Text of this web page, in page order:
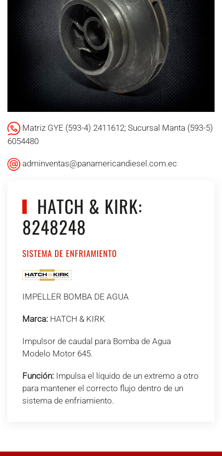
Matriz GYE (593-4) 2411612; Sucursal Manta (593-5)
6054480
adminventas@panamericandiesel.com.ec
HATCH & KIRK:
8248248
SISTEMA DE ENFRIAMIENTO
IMPELLER BOMBA DE AGUA
Marca: HATCH & KIRK
Impulsor de caudal para Bomba de Agua
Modelo Motor 645.
Función: Impulsa el líquido de un extremo a otro
para mantener el correcto flujo dentro de un
sistema de enfriamiento.